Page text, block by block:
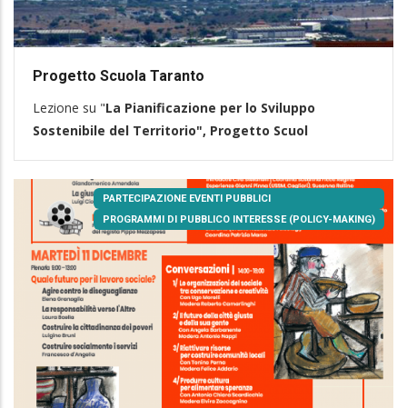
Progetto Scuola Taranto
Lezione su "La Pianificazione per lo Sviluppo
Sostenibile del Territorio", Progetto Scuol
PARTECIPAZIONE EVENTI PUBBLICI
PROGRAMMI DI PUBBLICO INTERESSE (POLICY-MAKING)